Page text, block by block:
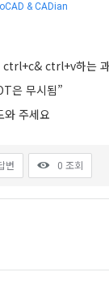
& CADian
ctrl+v하는
은 무시됨”
주세요
변 0 조회